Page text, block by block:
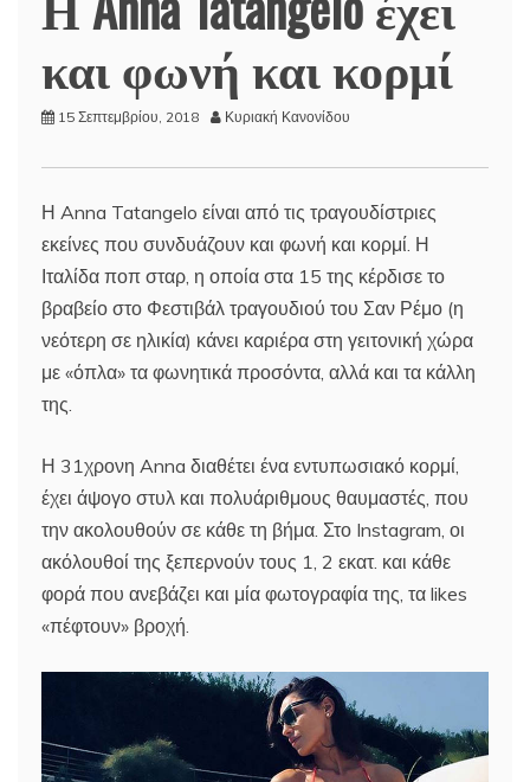
και φωνή και κορμί
15 Σεπτεμβρίου, 2018 Κυριακή Κανονίδου
Η Anna Tatangelo είναι από τις τραγουδίστριες
εκείνες που συνδυάζουν και φωνή και κορμί. Η
Ιταλίδα ποπ σταρ, η οποία στα 15 της κέρδισε το
βραβείο στο Φεστιβάλ τραγουδιού του Σαν Ρέμο (η
νεότερη σε ηλικία) κάνει καριέρα στη γειτονική χώρα
με «όπλα» τα φωνητικά προσόντα, αλλά και τα κάλλη
της.
Η 31χρονη Anna διαθέτει ένα εντυπωσιακό κορμί,
έχει άψογο στυλ και πολυάριθμους θαυμαστές, που
την ακολουθούν σε κάθε τη βήμα. Στο Instagram, οι
ακόλουθοί της ξεπερνούν τους 1, 2 εκατ. και κάθε
φορά που ανεβάζει και μία φωτογραφία της, τα likes
«πέφτουν» βροχή.